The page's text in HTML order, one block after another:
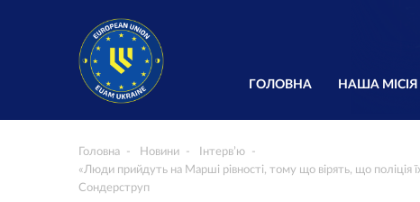
ГОЛОВНА НАША МІСІЯ
Головна Новини
Інтерв’ю
«Люди прийдуть на Марші рівності, тому що вірять, що
Сондерструп